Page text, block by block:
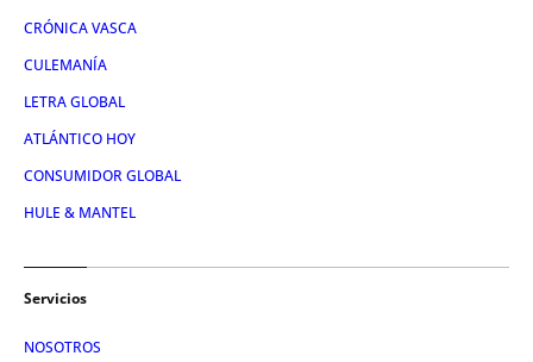
CRÓNICA VASCA
CULEMANÍA
LETRA GLOBAL
ATLÁNTICO HOY
CONSUMIDOR GLOBAL
HULE & MANTEL
Servicios
NOSOTROS